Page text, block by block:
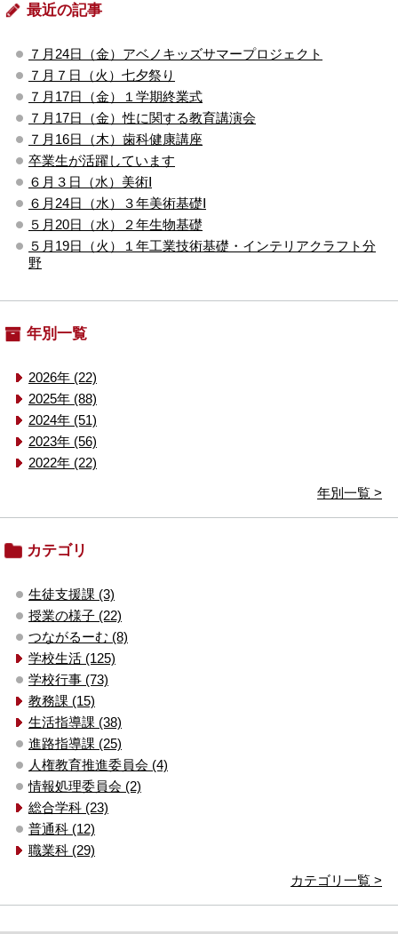
最近の記事
７月24日（金）アベノキッズサマープロジェクト
７月７日（火）七夕祭り
７月17日（金）１学期終業式
７月17日（金）性に関する教育講演会
７月16日（木）歯科健康講座
卒業生が活躍しています
６月３日（水）美術Ⅰ
６月24日（水）３年美術基礎Ⅰ
５月20日（水）２年生物基礎
５月19日（火）１年工業技術基礎・インテリアクラフト分
野
年別一覧
2026年 (22)
2025年 (88)
2024年 (51)
2023年 (56)
2022年 (22)
年別一覧 >
カテゴリ
生徒支援課 (3)
授業の様子 (22)
つながるーむ (8)
学校生活 (125)
学校行事 (73)
教務課 (15)
生活指導課 (38)
進路指導課 (25)
人権教育推進委員会 (4)
情報処理委員会 (2)
総合学科 (23)
普通科 (12)
職業科 (29)
カテゴリ一覧 >